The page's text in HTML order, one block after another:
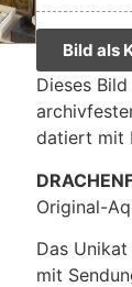
Bild als
Dieses
datiert mit
Original-
Das
mit